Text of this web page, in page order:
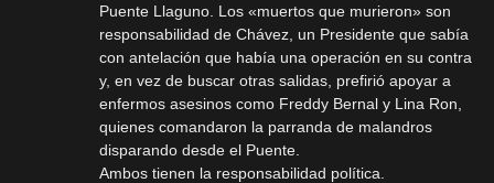
Puente Llaguno. Los «muertos que murieron» son
responsabilidad de Chávez, un Presidente que sabía
con antelación que había una operación en su contra
y, en vez de buscar otras salidas, prefirió apoyar a
enfermos asesinos como Freddy Bernal y Lina Ron,
quienes comandaron la parranda de malandros
disparando desde el Puente.
Ambos tienen la responsabilidad política.